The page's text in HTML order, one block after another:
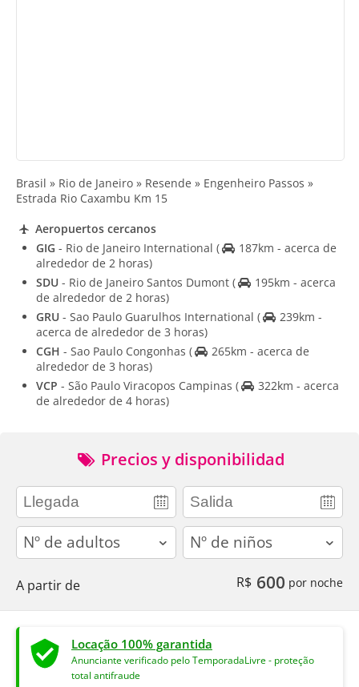
Brasil » Rio de Janeiro » Resende » Engenheiro Passos »
Estrada Rio Caxambu Km 15
Aeropuertos cercanos
GIG - Rio de Janeiro International (
187km - acerca de
alrededor de 2 horas)
SDU - Rio de Janeiro Santos Dumont (
195km - acerca
de alrededor de 2 horas)
GRU - Sao Paulo Guarulhos International (
239km -
acerca de alrededor de 3 horas)
CGH - Sao Paulo Congonhas (
265km - acerca de
alrededor de 3 horas)
VCP - São Paulo Viracopos Campinas (
322km - acerca
de alrededor de 4 horas)
Precios y disponibilidad
adults children
A partir de R$ 600 por noche
Locação 100% garantida
Anunciante verificado pelo TemporadaLivre - proteção
total antifraude